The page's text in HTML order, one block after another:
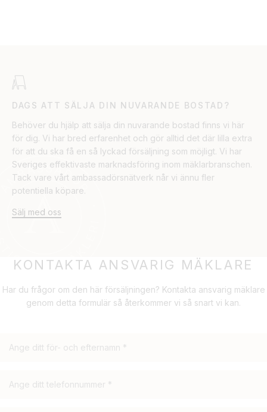
DAGS ATT SÄLJA DIN NUVARANDE BOSTAD?
Behöver du hjälp att sälja din nuvarande bostad finns vi här
för dig. Vi har bred erfarenhet och gör alltid det där lilla extra
för att du ska få en så lyckad försäljning som möjligt. Vi har
Sveriges effektivaste marknadsföring inom mäklarbranschen.
Tack vare vårt ambassadörsnätverk når vi ännu fler
potentiella köpare.
Sälj med oss
KONTAKTA ANSVARIG MÄKLARE
Har du frågor om den här försäljningen? Kontakta ansvarig mäklare
genom detta formulär så återkommer vi så snart vi kan.